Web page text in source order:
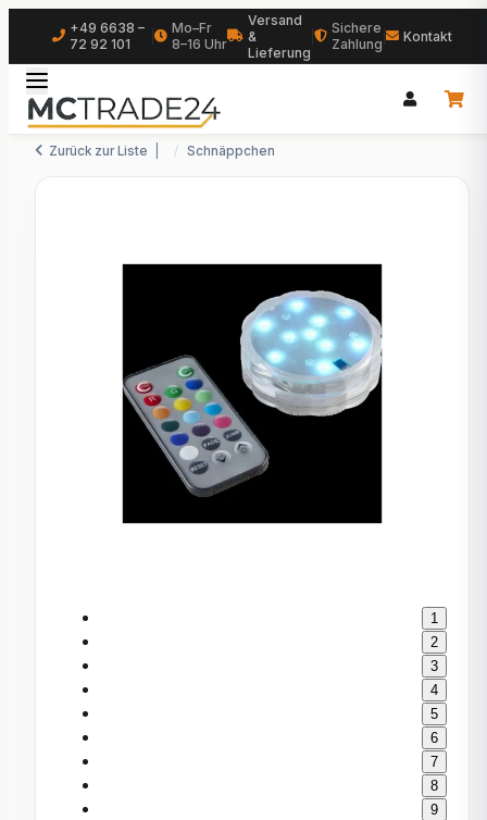
+49 6638 –
72 92 101
Mo–Fr
8–16 Uhr
Versand
&
Lieferung
Sichere
Zahlung
Kontakt
Zurück zur Liste Schnäppchen
1
2
3
4
5
6
7
8
9